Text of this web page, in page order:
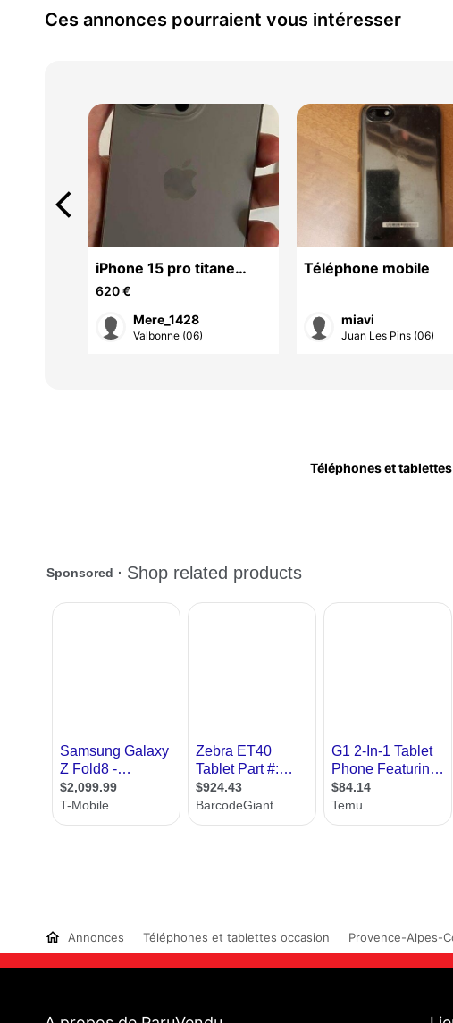
Ces annonces pourraient vous intéresser
iPhone 15 pro titane
naturel
620 €
Mere_1428
Valbonne (06)
Téléphone mobile
miavi
Juan Les Pins (06)
arrow_back_ios
Téléphones et tablettes
Annonces Téléphones et tablettes occasion Provence-Alpes-